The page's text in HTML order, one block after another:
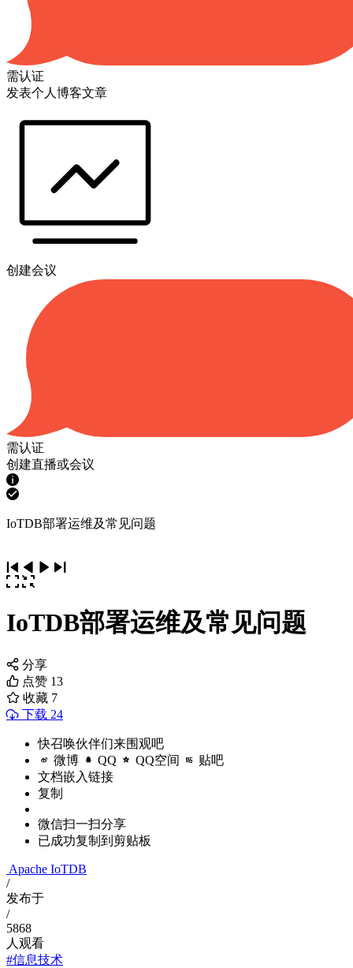
需认证
发表个人博客文章
创建会议
需认证
创建直播或会议
IoTDB部署运维及常见问题
IoTDB部署运维及常见问题
分享
点赞 13
收藏 7
下载 24
快召唤伙伴们来围观吧
微博 QQ QQ空间 贴吧
文档嵌入链接
复制
微信扫一扫分享
已成功复制到剪贴板
Apache IoTDB
/
发布于
/
5868
人观看
#信息技术